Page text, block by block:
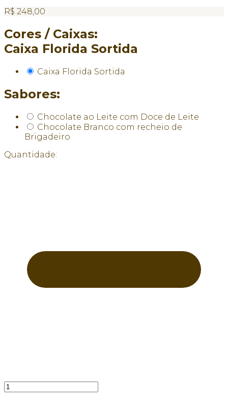
R$ 248,00
Cores / Caixas:
Caixa Florida Sortida
Caixa Florida Sortida
Sabores:
Chocolate ao Leite com Doce de Leite
Chocolate Branco com recheio de
Brigadeiro
Quantidade: